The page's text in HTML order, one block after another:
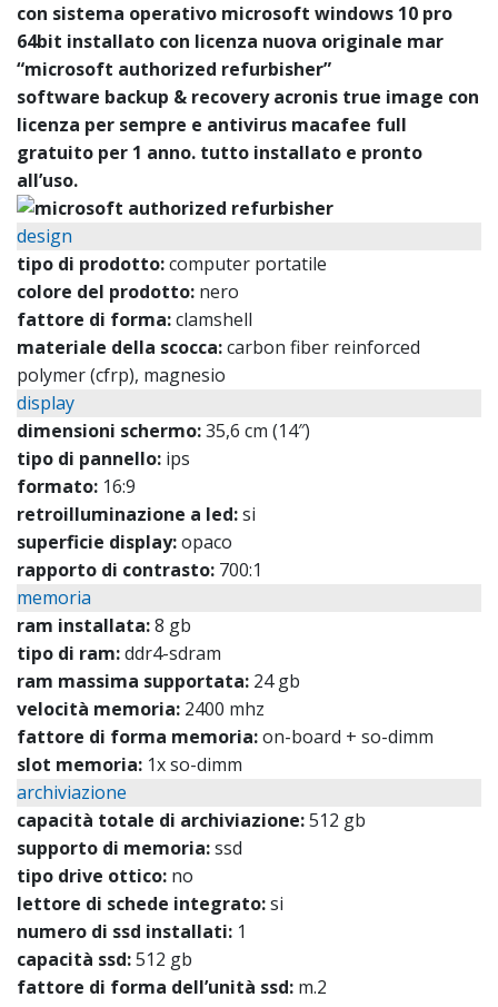
con sistema operativo microsoft windows 10 pro
64bit installato con licenza nuova originale mar
“microsoft authorized refurbisher”
software backup & recovery acronis true image con
licenza per sempre e antivirus macafee full
gratuito per 1 anno. tutto installato e pronto
all’uso.
design
tipo di prodotto:computer portatile
colore del prodotto: nero
fattore di forma:clamshell
materiale della scocca:carbon fiber reinforced
polymer (cfrp), magnesio
display
dimensioni schermo:35,6 cm (14″)
tipo di pannello: ips
formato: 16:9
retroilluminazione a led:si
superficie display:opaco
rapporto di contrasto: 700:1
memoria
ram installata:8 gb
tipo di ram:ddr4-sdram
ram massima supportata: 24 gb
velocità memoria: 2400 mhz
fattore di forma memoria:on-board + so-dimm
slot memoria: 1x so-dimm
archiviazione
capacità totale di archiviazione:512 gb
supporto di memoria:ssd
tipo drive ottico: no
lettore di schede integrato:si
numero di ssd installati: 1
capacità ssd:512 gb
fattore di forma dell’unità ssd: m.2